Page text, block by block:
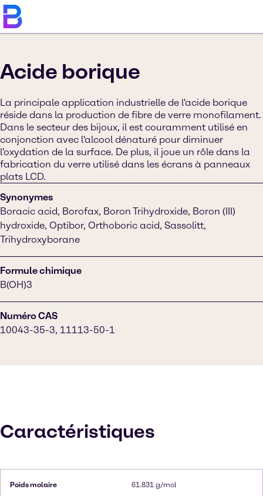
Acide borique
La principale application industrielle de l'acide borique
réside dans la production de fibre de verre monofilament.
Dans le secteur des bijoux, il est couramment utilisé en
conjonction avec l'alcool dénaturé pour diminuer
l'oxydation de la surface. De plus, il joue un rôle dans la
fabrication du verre utilisé dans les écrans à panneaux
plats LCD.
Synonymes
Boracic acid, Borofax, Boron Trihydroxide, Boron (III)
hydroxide, Optibor, Orthoboric acid, Sassolitt,
Trihydroxyborane
Formule chimique
B(OH)3
Numéro CAS
10043-35-3, 11113-50-1
Caractéristiques
Poids molaire 61.831 g/mol